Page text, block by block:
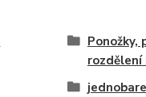
Ponožky,
rozdělení